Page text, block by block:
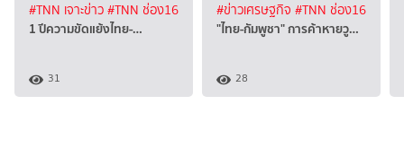
#TNN เจาะข่าว#TNN ช่อง16
1 ปีความขัดแย้งไทย-…
31
#ข่าวเศรษฐกิจ #TNN ช่อง16
"ไทย-กัมพูชา" การค้าหายวู…
28